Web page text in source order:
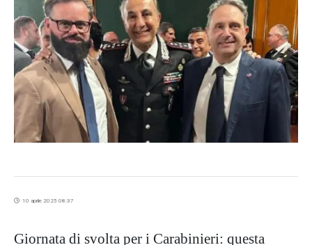
10 aprile 2025 08:37
Giornata di svolta per i Carabinieri: questa